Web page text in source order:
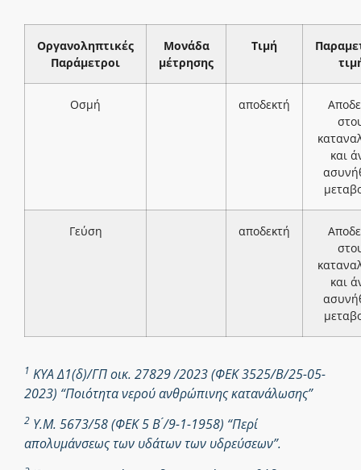
Οργανοληπτικές
Παράμετροι
Μονάδα
μέτρησης
Τιμή
Οσμή αποδεκτή
και
Γεύση αποδεκτή
και
1 ΚΥΑ Δ1(δ)/ΓΠ οικ. 27829 /2023 (ΦΕΚ 3525/Β/25-05-
2023) “Ποιότητα νερού ανθρώπινης κατανάλωσης”
2 Υ.Μ. 5673/58 (ΦΕΚ 5 Β ́/9-1-1958) “Περί
απολυμάνσεως των υδάτων των υδρεύσεων”.